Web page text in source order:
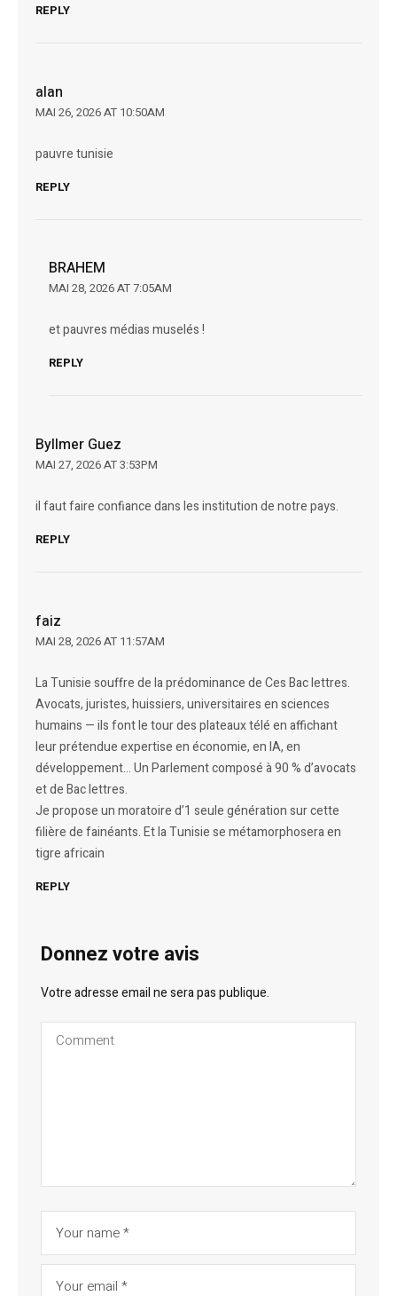
REPLY
alan
MAI 26, 2026 AT 10:50AM
pauvre tunisie
REPLY
BRAHEM
MAI 28, 2026 AT 7:05AM
et pauvres médias muselés !
REPLY
Byllmer Guez
MAI 27, 2026 AT 3:53PM
il faut faire confiance dans les institution de notre pays.
REPLY
faiz
MAI 28, 2026 AT 11:57AM
La Tunisie souffre de la prédominance de Ces Bac lettres.
Avocats, juristes, huissiers, universitaires en sciences
humains — ils font le tour des plateaux télé en affichant
leur prétendue expertise en économie, en IA, en
développement… Un Parlement composé à 90 % d’avocats
et de Bac lettres.
Je propose un moratoire d’1 seule génération sur cette
filière de fainéants. Et la Tunisie se métamorphosera en
tigre africain
REPLY
Donnez votre avis
Votre adresse email ne sera pas publique.